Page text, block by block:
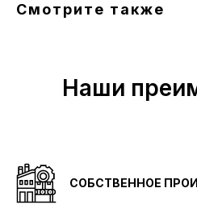
Смотрите также
Наши
СОБСТВЕННОЕ